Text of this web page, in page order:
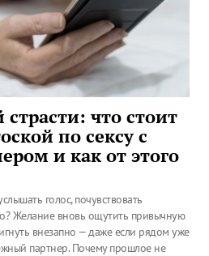
что стоит
по сексу с
и как от этого
голос, почувствовать
Желание вновь ощутить привычную
внезапно — даже если рядом уже
партнер. Почему прошлое не